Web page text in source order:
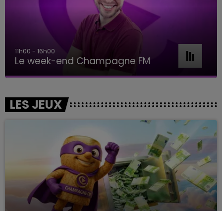
11h00 - 16h00
Le week-end Champagne FM
LES JEUX